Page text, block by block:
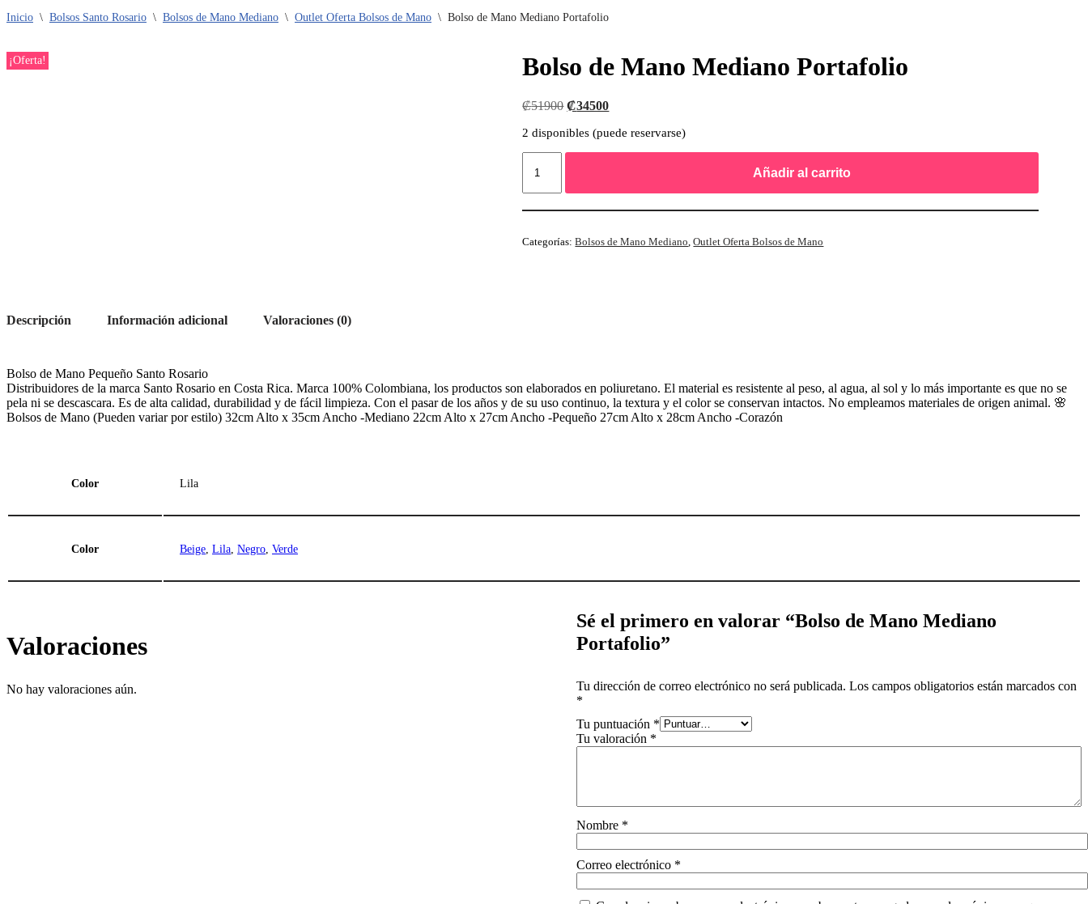
Inicio \ Bolsos Santo Rosario \ Bolsos de Mano Mediano \ Outlet Oferta Bolsos de Mano \ Bolso de Mano Mediano Portafolio
¡Oferta! Bolso de Mano Mediano Portafolio
₡51900 ₡34500
2 disponibles (puede reservarse)
Añadir al carrito
Categorías:Bolsos de Mano Mediano,Outlet Oferta Bolsos de Mano
Descripción Información adicional Valoraciones (0)
Bolso de Mano Pequeño Santo Rosario
Distribuidores de la marca Santo Rosario en Costa Rica. Marca 100% Colombiana, los productos son elaborados en poliuretano. El material es resistente al peso, al agua, al sol y lo más importante es que no se
pela ni se descascara. Es de alta calidad, durabilidad y de fácil limpieza. Con el pasar de los años y de su uso continuo, la textura y el color se conservan intactos. No empleamos materiales de origen animal. 🌸
Bolsos de Mano (Pueden variar por estilo) 32cm Alto x 35cm Ancho -Mediano 22cm Alto x 27cm Ancho -Pequeño 27cm Alto x 28cm Ancho -Corazón
Color Lila
Color Beige Lila Negro Verde
Valoraciones
No hay valoraciones aún.
Sé el primero en valorar “Bolso de Mano Mediano
Portafolio”
Tu dirección de correo electrónico no será publicada. Los campos obligatorios están marcados con
*
Tu puntuación *
Tu valoración *
Nombre *
Correo electrónico *